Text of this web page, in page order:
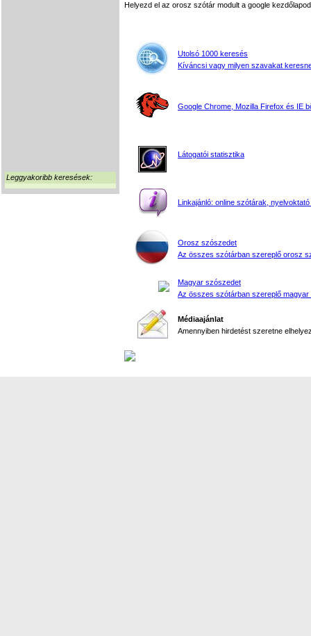
Leggyakoribb keresések:
Helyezd el az orosz szótár modult a google
Utolsó 1000 keresés
Kíváncsi vagy milyen szavakat
Google Chrome, Mozilla Firefox és IE
Látogatói statisztika
Linkajánló: online szótárak, nyelvoktató
Orosz szószedet
Az összes szótárban szereplő orosz
Magyar szószedet
Az összes szótárban szereplő magyar
Médiaajánlat
Amennyiben hirdetést szeretne